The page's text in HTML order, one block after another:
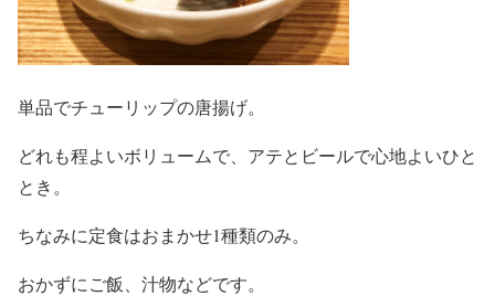
単品でチューリップの唐揚げ。
どれも程よいボリュームで、アテとビールで心地よいひと
とき。
ちなみに定食はおまかせ1種類のみ。
おかずにご飯、汁物などです。